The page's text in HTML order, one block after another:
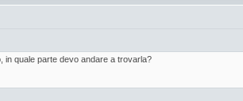
in quale parte devo andare a trovarla?